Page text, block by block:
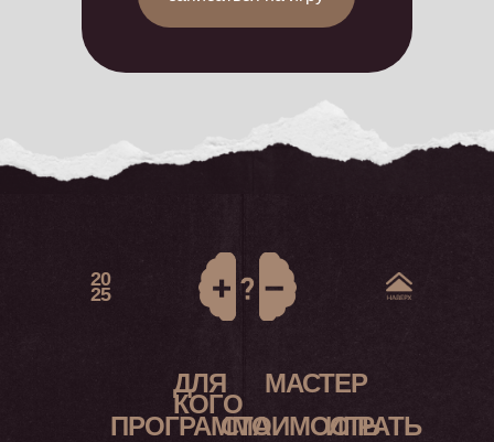
20
25
ДЛЯ
КОГО
МАСТЕР
ПРОГРАММАСТОИМОСТЬ
ИГРАТЬ